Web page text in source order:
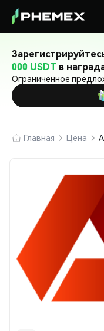
000 USDT в
Ограниченное
Главная Цена